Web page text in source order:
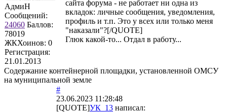
АдмиН
Сообщений:
24060 Баллов:
78019
ЖКХоинов: 0
Регистрация:
21.01.2013
сайта форума - не работает ни одна из
вкладок: личные сообщения, уведомления,
профиль и т.п. Это у всех или только меня
"наказали"?[/QUOTE]
Глюк какой-то... Отдал в работу...
Содержание контейнерной площадки, установленной ОМСУ
на муниципальной земле
#
23.06.2023 11:28:48
[QUOTE]УК_13 написал: